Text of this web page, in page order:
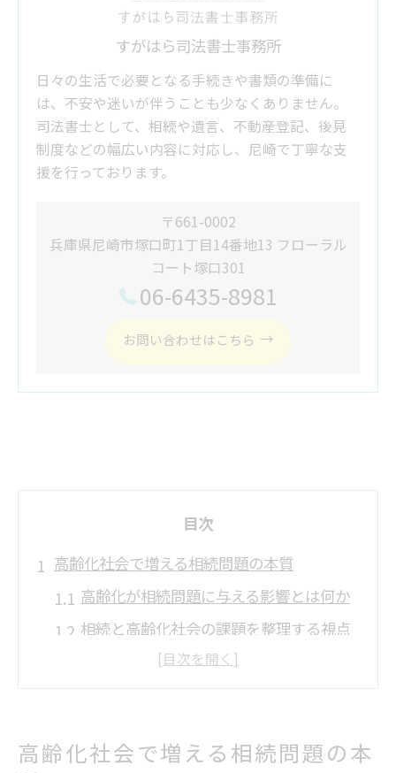
すがはら司法書士事務所
日々の生活で必要となる手続きや書類の準備に
は、不安や迷いが伴うことも少なくありません。
司法書士として、相続や遺言、不動産登記、後見
制度などの幅広い内容に対応し、尼崎で丁寧な支
援を行っております。
〒661-0002
兵庫県尼崎市塚口町1丁目14番地13 フローラル
コート塚口301
06-6435-8981
お問い合わせはこちら
目次
高齢化社会で増える相続問題の本質
高齢化が相続問題に与える影響とは何か
相続と高齢化社会の課題を整理する視点
高齢化で増加する相続トラブルの特徴
高齢化時代に求められる相続対策の基本
高齢化社会で増える相続問題の本